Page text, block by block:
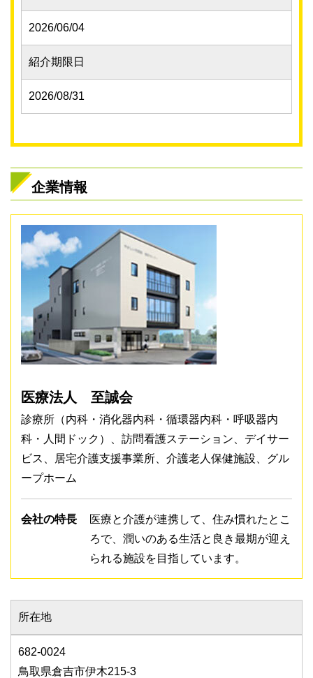
2026/06/04
紹介期限日
2026/08/31
企業情報
医療法人 至誠会
診療所（内科・消化器内科・循環器内科・呼吸器内
科・人間ドック）、訪問看護ステーション、デイサー
ビス、居宅介護支援事業所、介護老人保健施設、グル
ープホーム
会社の特長
医療と介護が連携して、住み慣れたとこ
ろで、潤いのある生活と良き最期が迎え
られる施設を目指しています。
所在地
682-0024
鳥取県倉吉市伊木215-3